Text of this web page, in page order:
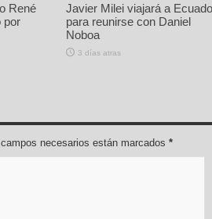
René
por
Javier Milei viajará a
para reunirse con Daniel
Noboa
3 días atras
necesarios están marcados *